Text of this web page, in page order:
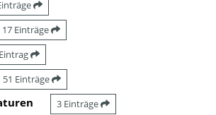
17 Einträge
51 Einträge
3 Einträge